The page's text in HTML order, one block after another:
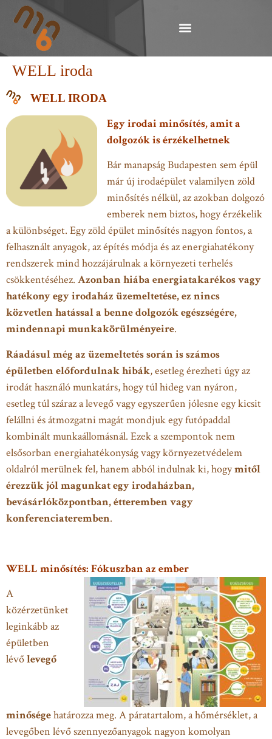
WELL iroda
WELL IRODA
Egy irodai minősítés, amit a
dolgozók is érzékelhetnek
Bár manapság Budapesten sem épül
már új irodaépület valamilyen zöld
minősítés nélkül, az azokban dolgozó
emberek nem biztos, hogy érzékelik
a különbséget. Egy zöld épület minősítés nagyon fontos, a
felhasznált anyagok, az építés módja és az energiahatékony
rendszerek mind hozzájárulnak a környezeti terhelés
csökkentéséhez. Azonban hiába energiatakarékos vagy
hatékony egy irodaház üzemeltetése, ez nincs
közvetlen hatással a benne dolgozók egészségére,
mindennapi munkakörülményeire.
Ráadásul még az üzemeltetés során is számos
épületben előfordulnak hibák, esetleg érezheti úgy az
irodát használó munkatárs, hogy túl hideg van nyáron,
esetleg túl száraz a levegő vagy egyszerűen jólesne egy kicsit
felállni és átmozgatni magát mondjuk egy futópaddal
kombinált munkaállomásnál. Ezek a szempontok nem
elsősorban energiahatékonyság vagy környezetvédelem
oldalról merülnek fel, hanem abból indulnak ki, hogymitől
érezzük jól magunkat egy irodaházban,
bevásárlóközpontban, étteremben vagy
konferenciateremben.
WELL minősítés: Fókuszban az ember
A
közérzetünket
leginkább az
épületben
lévőlevegő
minőségehatározza meg. A páratartalom, a hőmérséklet, a
levegőben lévő szennyezőanyagok nagyon komolyan